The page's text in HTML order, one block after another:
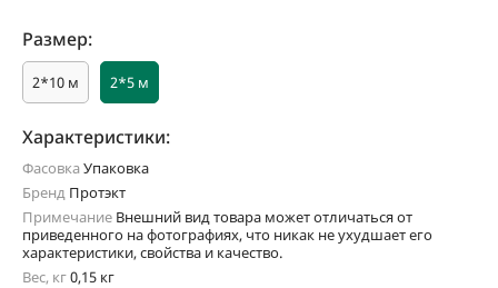
Размер:
2*10 м 2*5 м
Характеристики:
ФасовкаУпаковка
Бренд Протэкт
Примечание Внешний вид товара может отличаться от
приведенного на фотографиях, что никак не ухудшает его
характеристики, свойства и качество.
Вес, кг0,15 кг